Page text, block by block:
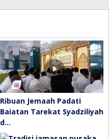
Ribuan Jemaah Padati
Baiatan Tarekat Syadziliyah
d…